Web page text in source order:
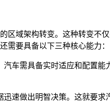
域架构转变。这种转变不
需要具备以下三种核心能力：
车需具备实时适应和配置
速做出明智决策。这就要